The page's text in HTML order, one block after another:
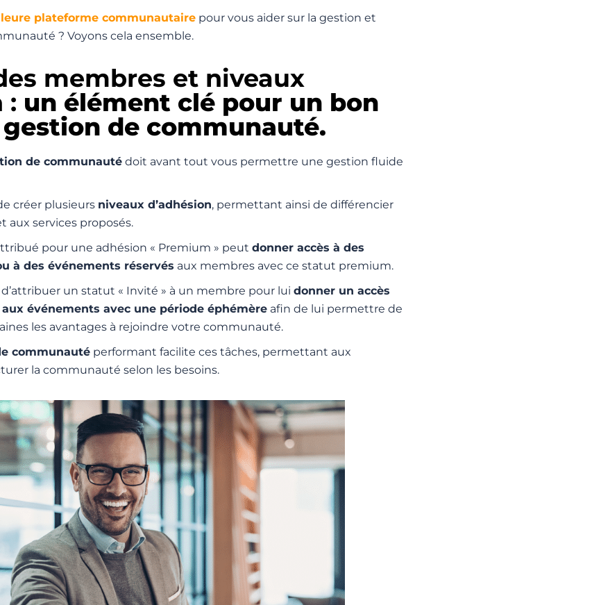
plateforme communautaire pour vous aider sur la gestion et
? Voyons cela ensemble.
membres et niveaux
: un élément clé pour un bon
de communauté.
de communauté doit avant tout vous permettre une gestion fluide
créer plusieurs niveaux d’adhésion, permettant ainsi de différencier
aux services proposés.
pour une adhésion « Premium » peut donner accès à des
à des événements réservés aux membres avec ce statut premium.
d’attribuer un statut « Invité » à un membre pour lui donner un accès
événements avec une période éphémère afin de lui permettre de
les avantages à rejoindre votre communauté.
communauté performant facilite ces tâches, permettant aux
la communauté selon les besoins.